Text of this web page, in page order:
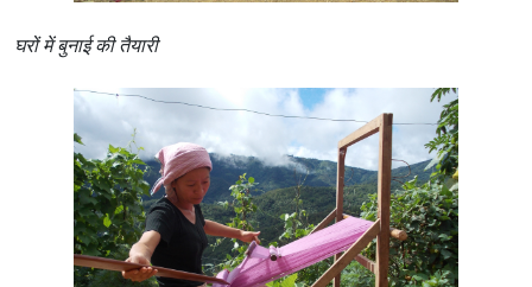
घरों में बुनाई की तैयारी